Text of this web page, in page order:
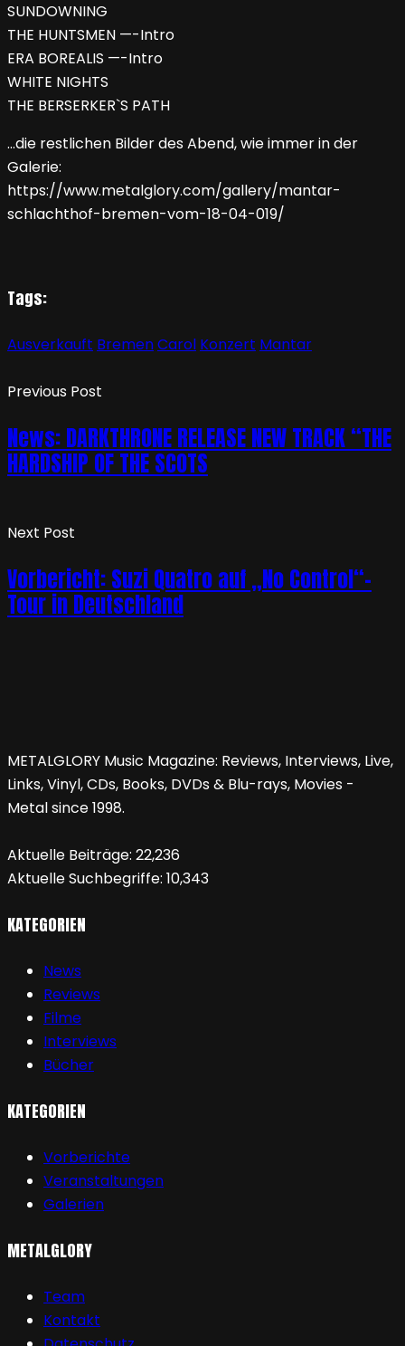
SUNDOWNING
THE HUNTSMEN —-Intro
ERA BOREALIS —-Intro
WHITE NIGHTS
THE BERSERKER`S PATH
…die restlichen Bilder des Abend, wie immer in der
Galerie:
https://www.metalglory.com/gallery/mantar-
schlachthof-bremen-vom-18-04-019/
Tags:
Ausverkauft BremenCarol Konzert Mantar
Previous Post
News: DARKTHRONE RELEASE NEW TRACK “THE
HARDSHIP OF THE SCOTS
Next Post
Vorbericht: Suzi Quatro auf „No Control“-
Tour in Deutschland
METALGLORY Music Magazine: Reviews, Interviews, Live,
Links, Vinyl, CDs, Books, DVDs & Blu-rays, Movies -
Metal since 1998.
Aktuelle Beiträge: 22,236
Aktuelle Suchbegriffe: 10,343
KATEGORIEN
News
Reviews
Filme
Interviews
Bücher
KATEGORIEN
Vorberichte
Veranstaltungen
Galerien
METALGLORY
Team
Kontakt